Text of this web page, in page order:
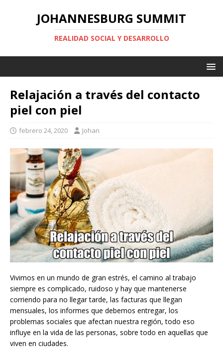
JOHANNESBURG SUMMIT
REALIDAD SOCIAL Y DESARROLLO
Relajación a través del contacto
piel con piel
febrero 24, 2020 Johan
Vivimos en un mundo de gran estrés, el camino al trabajo
siempre es complicado, ruidoso y hay que mantenerse
corriendo para no llegar tarde, las facturas que llegan
mensuales, los informes que debemos entregar, los
problemas sociales que afectan nuestra región, todo eso
influye en la vida de las personas, sobre todo en aquellas que
viven en ciudades.